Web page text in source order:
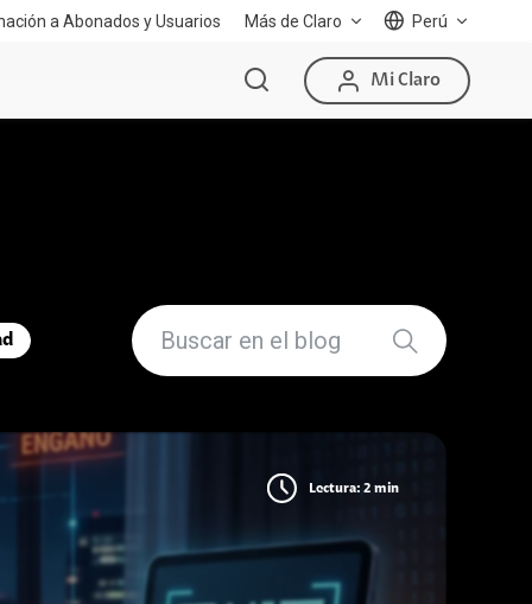
a Abonados y Usuarios Más de Claro Perú
Mi Claro
Lectura: 2 min